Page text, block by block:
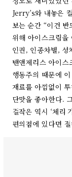
Jerry’s와 내놓은
보는 순간 “이건
위해 아이스크림
인권, 인종차별, 성
밴앤제리스 아이스
행동주의 때문에
재료를 아낌없이
단맛을 좋아한다.
걸작은 역시 ‘체리
편의점에 있다면